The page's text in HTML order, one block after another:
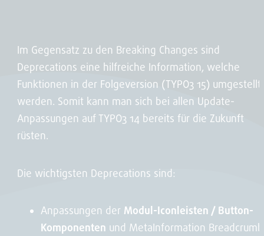
Im Gegensatz zu den Breaking Changes sind
Deprecations eine hilfreiche Information, welche
Funktionen in der Folgeversion (TYPO3 15) umgestellt
werden. Somit kann man sich bei allen Update-
Anpassungen auf TYPO3 14 bereits für die Zukunft
rüsten.
Die wichtigsten Deprecations sind:
Anpassungen der Modul-Iconleisten / Button-
Komponenten und MetaInformation Breadcrumb